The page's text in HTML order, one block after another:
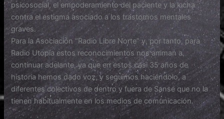
psicosocial, el empoderamiento del paciente y la lucha
contra el estigma asociado a los trastornos mentales
graves.
Para la Asociación “Radio Libre Norte” y, por tanto, para
Radio Utopía estos reconocimientos nos animan a
continuar adelante, ya que en estos casi 35 años de
historia hemos dado voz, y seguimos haciéndolo, a
diferentes colectivos de dentro y fuera de Sanse que no la
tienen habitualmente en los medios de comunicación.